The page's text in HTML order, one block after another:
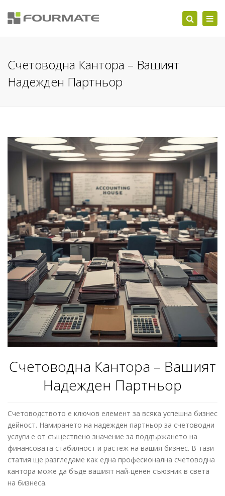
Search
Счетоводна Кантора – Вашият
Надежден Партньор
Счетоводна Кантора – Вашият
Надежден Партньор
Счетоводството е ключов елемент за всяка успешна бизнес
дейност. Намирането на надежден партньор за счетоводни
услуги е от съществено значение за поддържането на
финансовата стабилност и растеж на вашия бизнес. В тази
статия ще разгледаме как една професионална счетоводна
кантора може да бъде вашият най-ценен съюзник в света
на бизнеса.